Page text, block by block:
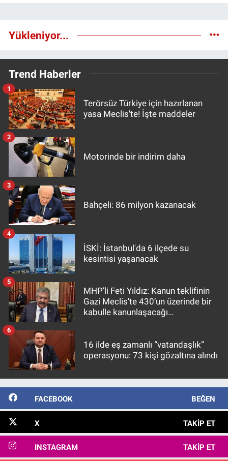
Yükleniyor...
Trend Haberler
Terörsüz Türkiye için hazırlanan
yasa Meclis'te! İşte maddeler
1
Motorinde bir indirim daha
2
Bahçeli: 86 milyon kazanacak
3
İSKİ: İstanbul'da 6 ilçede su
kesintisi yaşanacak
4
MHP’li Feti Yıldız: Kanun teklifinin
Gazi Meclis'te 430’un üzerinde bir
kabulle kanunlaşacağı
5
16 ilde eş zamanlı “vatandaşlık”
operasyonu: 73 kişi gözaltına alındı
6
FACEBOOK BEĞEN
X TAKIP ET
INSTAGRAM TAKIP ET